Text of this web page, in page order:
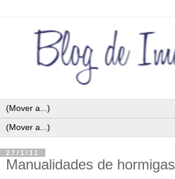
27/1/11
Manualidades de hormigas